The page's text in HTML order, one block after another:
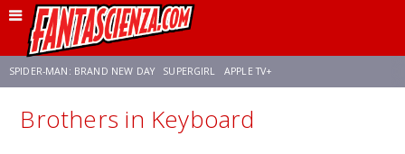
SPIDER-MAN: BRAND NEW DAY SUPERGIRL APPLE TV+
FRANCO RICCIARDIELLO ZENDAYA STAR TREK AVENGERS: DOOMSDAY
Brothers in Keyboard